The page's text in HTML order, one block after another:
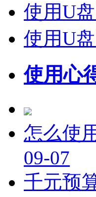
使用U
使用U
使用心
怎么使
09-07
千元预